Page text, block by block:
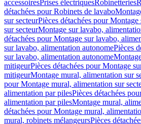
accessoiresPrises électriquesRobinetteries
détachées pour Robinets de lavabo
sur secteurPièces détachées pour
sur secteurMontage sur lavabo,
détachées pour Montage sur lavabo,
sur lavabo, alimentation autonomePièces
sur lavabo, alimentation autonome
mitigeurPièces détachées pour Montage
mitigeurMontage mural, alimentation sur
pour Montage mural, alimentation sur
alimentation par pilesPièces détachées
alimentation par pilesMontage mural,
détachées pour Montage mural,
mural, robinets mélangeursPièces